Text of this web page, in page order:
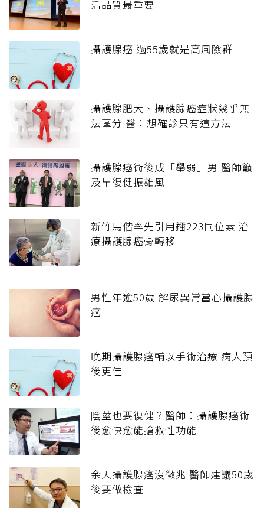
活品質最重要
攝護腺癌 過55歲就是高風險群
攝護腺肥大、攝護腺癌症狀幾乎無
法區分 醫：想確診只有這方法
攝護腺癌術後成「舉弱」男 醫師籲
及早復健振雄風
新竹馬偕率先引用鐳223同位素 治
療攝護腺癌骨轉移
男性年逾50歲 解尿異常當心攝護腺
癌
晚期攝護腺癌輔以手術治療 病人預
後更佳
陰莖也要復健？醫師：攝護腺癌術
後愈快愈能搶救性功能
余天攝護腺癌沒徵兆 醫師建議50歲
後要做檢查